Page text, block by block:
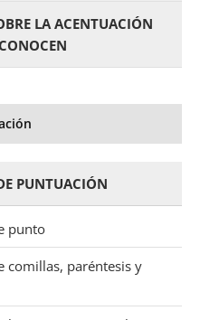
LA ACENTUACIÓN
PUNTUACIÓN
punto
comillas, paréntesis y